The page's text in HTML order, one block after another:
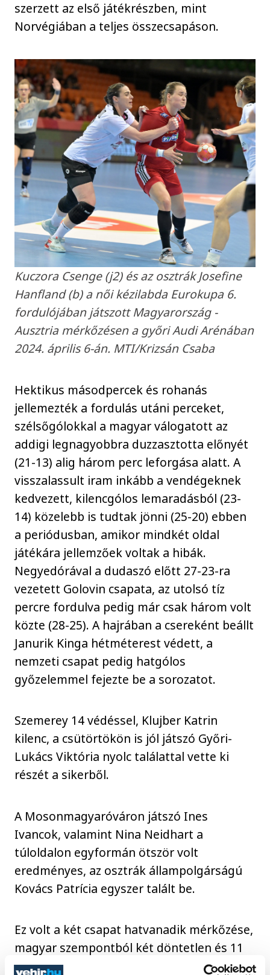
szerzett az első játékrészben, mint
Norvégiában a teljes összecsapáson.
Kuczora Csenge (j2) és az osztrák Josefine
Hanfland (b) a női kézilabda Eurokupa 6.
fordulójában játszott Magyarország -
Ausztria mérkőzésen a győri Audi Arénában
2024. április 6-án. MTI/Krizsán Csaba
Hektikus másodpercek és rohanás
jellemezték a fordulás utáni perceket,
szélsőgólokkal a magyar válogatott az
addigi legnagyobbra duzzasztotta előnyét
(21-13) alig három perc leforgása alatt. A
visszalassult iram inkább a vendégeknek
kedvezett, kilencgólos lemaradásból (23-
14) közelebb is tudtak jönni (25-20) ebben
a periódusban, amikor mindkét oldal
játékára jellemzőek voltak a hibák.
Negyedórával a dudaszó előtt 27-23-ra
vezetett Golovin csapata, az utolsó tíz
percre fordulva pedig már csak három volt
közte (28-25). A hajrában a csereként beállt
Janurik Kinga hétméterest védett, a
nemzeti csapat pedig hatgólos
győzelemmel fejezte be a sorozatot.
Szemerey 14 védéssel, Klujber Katrin
kilenc, a csütörtökön is jól játszó Győri-
Lukács Viktória nyolc találattal vette ki
részét a sikerből.
A Mosonmagyaróváron játszó Ines
Ivancok, valamint Nina Neidhart a
túloldalon egyformán ötször volt
eredményes, az osztrák állampolgárságú
Kovács Patrícia egyszer talált be.
Ez volt a két csapat hatvanadik mérkőzése,
magyar szempontból két döntetlen és 11
vereség mellett a 47. győzelem született